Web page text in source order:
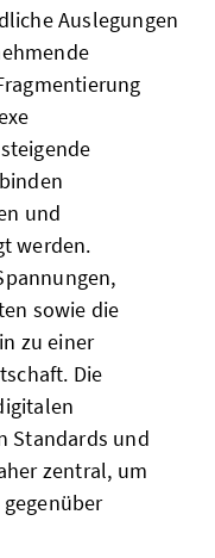
Auslegungen
und
werden.
sowie die
zu einer
Die
Standards und
zentral, um